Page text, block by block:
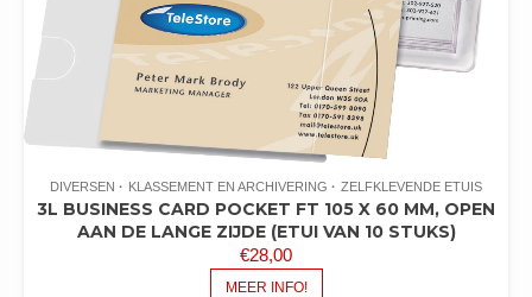
DIVERSEN KLASSEMENT EN ARCHIVERING ZELFKLEVENDE ETUIS
3L BUSINESS CARD POCKET FT 105 X 60 MM, OPEN
AAN DE LANGE ZIJDE (ETUI VAN 10 STUKS)
€28,00
MEER INFO!